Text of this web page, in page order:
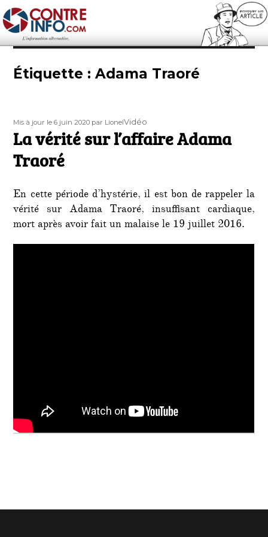
Contre-Info
Étiquette :Adama Traoré
Publié
le
Mis à jour le 6 juin 2020 Auteur
par LionelFormat
Vidéo
La vérité sur l’affaire Adama
Traoré
En cette période d’hystérie, il est bon de rappeler la
vérité sur Adama Traoré, insuffisant cardiaque,
mort après avoir fait un malaise le 19 juillet 2016.